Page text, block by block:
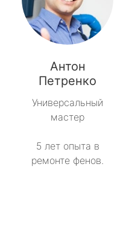
Антон
Петренко
Универсальный
мастер
5 лет опыта в
ремонте фенов.